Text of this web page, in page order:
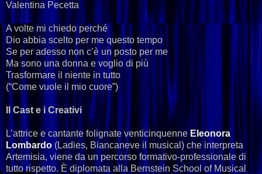
Valentina Pecetta
A volte mi chiedo perché
Dio abbia scelto per me questo tempo
Se per adesso non c’è un posto per me
Ma sono una donna e voglio di più
Trasformare il niente in tutto
(“Come vuole il mio cuore”)
Il Cast e i Creativi
L’attrice e cantante folignate venticinquenne Eleonora
Lombardo (Ladies, Biancaneve il musical) che interpreta
Artemisia, viene da un percorso formativo-professionale di
tutto rispetto. È diplomata alla Bernstein School of Musical